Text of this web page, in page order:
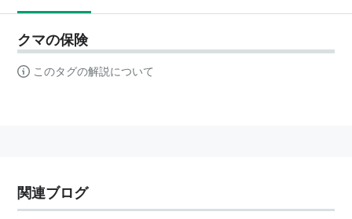
クマの保険
このタグの解説について
関連ブログ